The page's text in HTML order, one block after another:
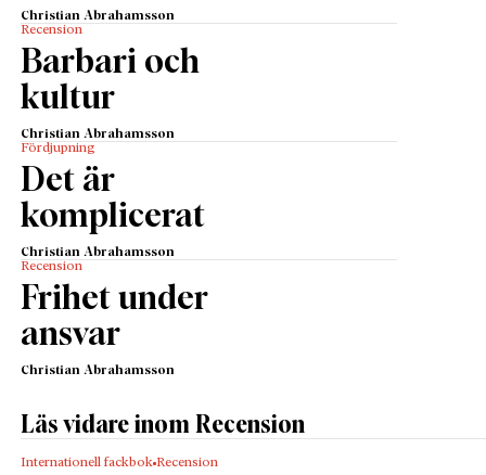
Christian Abrahamsson
Recension
Barbari och
kultur
Christian Abrahamsson
Fördjupning
Det är
komplicerat
Christian Abrahamsson
Recension
Frihet under
ansvar
Christian Abrahamsson
Läs vidare inom Recension
Internationell fackbok Recension